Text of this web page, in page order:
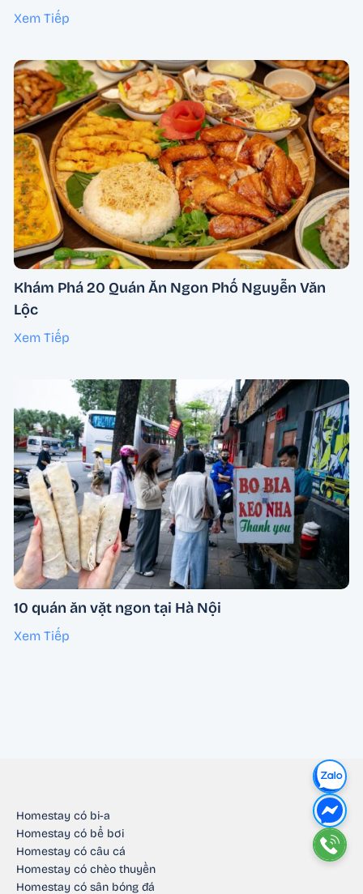
Xem Tiếp
Khám Phá 20 Quán Ăn Ngon Phố Nguyễn Văn
Lộc
Xem Tiếp
10 quán ăn vặt ngon tại Hà Nội
Xem Tiếp
Homestay có bi-a
Homestay có bể bơi
Homestay có câu cá
Homestay có chèo thuyền
Homestay có sân bóng đá